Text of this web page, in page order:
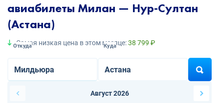
авиабилеты Милан — Нур-Султан
(Астана)
Самая низкая цена в этом месяце:38 799 ₽
Откуда Куда
Август 2026